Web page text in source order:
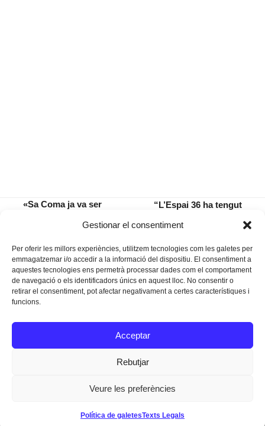
Gestionar el consentiment
Per oferir les millors experiències, utilitzem tecnologies com les galetes per
emmagatzemar i/o accedir a la informació del dispositiu. El consentiment a
aquestes tecnologies ens permetrà processar dades com el comportament
de navegació o els identificadors únics en aquest lloc. No consentir o
retirar el consentiment, pot afectar negativament a certes característiques i
funcions.
Acceptar
Rebutjar
Veure les preferències
Política de galetesTexts Legals
«Sa Coma ja va ser
platja de l’Estat»
next
“L’Espai 36 ha tengut
Instagram
Facebook
Twitter
Texts Legals